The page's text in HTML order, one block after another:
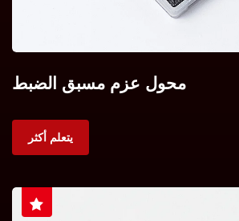
محول عزم مسبق الضبط
يتعلم أكثر